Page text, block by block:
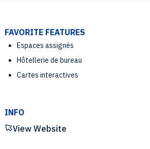
FAVORITE FEATURES
Espaces assignés
Hôtellerie de bureau
Cartes interactives
INFO
View Website